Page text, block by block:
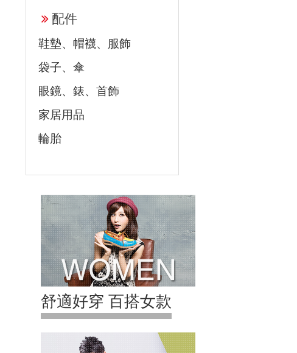
配件
鞋墊、帽襪、服飾
袋子、傘
眼鏡、錶、首飾
家居用品
輪胎
舒適好穿 百搭女款